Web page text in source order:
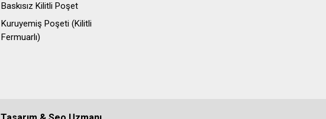
Baskısız Kilitli Poşet
Kuruyemiş Poşeti (Kilitli
Fermuarlı)